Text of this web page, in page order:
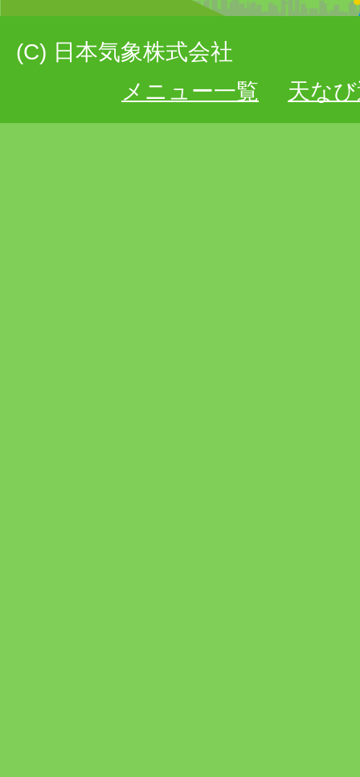
(C) 日本気象株式会社
メニュー一覧
天な